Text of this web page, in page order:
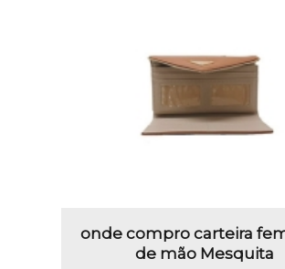
onde compro carteira
de mão Mesquita